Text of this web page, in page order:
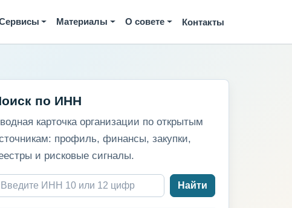
Материалы О совете Контакты
по ИНН
карточка организации по открытым
профиль, финансы, закупки,
и рисковые сигналы.
Найти